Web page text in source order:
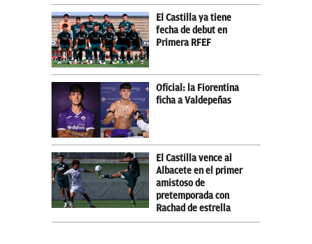
El Castilla ya tiene
fecha de debut en
Primera RFEF
Oficial: la Fiorentina
ficha a Valdepeñas
El Castilla vence al
Albacete en el primer
amistoso de
pretemporada con
Rachad de estrella